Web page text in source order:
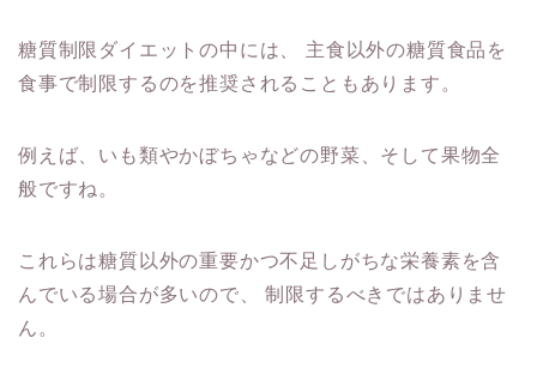
糖質制限ダイエットの中には、
主食以外の糖質食品を
食事で制限するのを推奨されることもあります。
例えば、いも類やかぼちゃなどの野菜、そして果物全
般ですね。
これらは糖質以外の重要かつ不足しがちな栄養素を含
んでいる場合が多いので、
制限するべきではありませ
ん。